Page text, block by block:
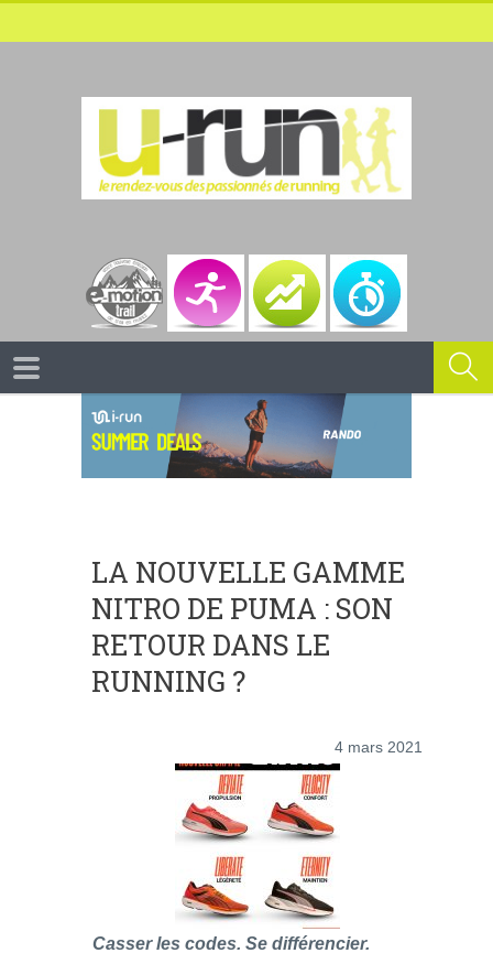
LA NOUVELLE GAMME
NITRO DE PUMA : SON
RETOUR DANS LE
RUNNING ?
4 mars 2021
Casser les codes. Se différencier.